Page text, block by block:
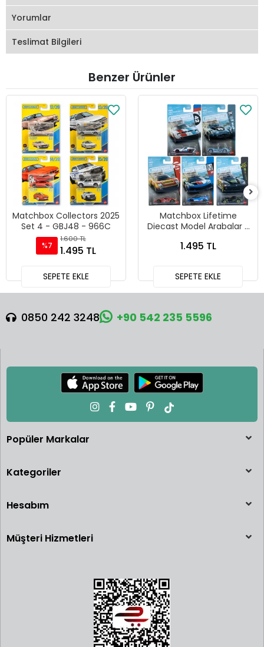
Yorumlar
Teslimat Bilgileri
Benzer Ürünler
Matchbox Collectors 2025
Set 4 - GBJ48 - 966C
%7
1.600 TL
1.495 TL
SEPETE EKLE
Matchbox Lifetime
Diecast Model Arabalar 5
1.495 TL
SEPETE EKLE
0850 242 3248 +90 542 235 5596
Popüler Markalar
Kategoriler
Hesabım
Müşteri Hizmetleri